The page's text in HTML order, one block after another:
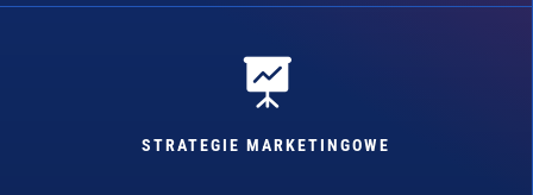

STRATEGIE MARKETINGOWE